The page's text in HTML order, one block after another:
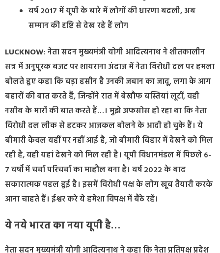
वर्ष 2017 में यूपी के बारे में लोगों की धारणा बदली, अब
सम्मान की दृष्टि से देख रहे हैं लोग
LUCKNOW: नेता सदन मुख्यमंत्री योगी आदित्यनाथ ने शीतकालीन
सत्र में अनुपूरक बजट पर शायराना अंदाज में नेता विरोधी दल पर हमला
बोलते हुए कहा कि बड़ा हसीन है उनकी जबान का जादू, लगा के आग
बहारों की बात करते हैं, जिन्होंने रात में बेखौफ बस्तियां लूटीं, वही
नसीब के मारों की बात करते हैं…। मुझे अफसोस हो रहा था कि नेता
विरोधी दल लीक से हटकर आजकल बोलने के आदी हो चुके हैं। ये
बीमारी केवल यहीं पर नहीं आई है, जो बीमारी बिहार में देखने को मिल
रही है, वही यहां देखने को मिल रही है। यूपी विधानमंडल में पिछले 6-
7 वर्षों में चर्चा परिचर्चा का माहौल बना है। वर्ष 2022 के बाद
सकारात्मक पहल हुई है। इसमें विरोधी पक्ष के लोग खूब तैयारी करके
आना चाहते हैं। ईश्वर करे ये हमेशा विपक्ष में बैठे रहें।
ये नये भारत का नया यूपी है…
नेता सदन मुख्यमंत्री योगी आदित्यनाथ ने कहा कि नेता प्रतिपक्ष प्रदेश